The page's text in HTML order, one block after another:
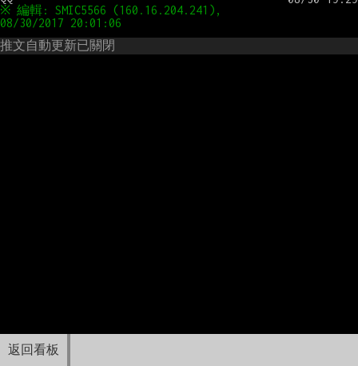
返回看板
※ 編輯: SMIC5566 (160.16.204.241),
推文自動更新已關閉